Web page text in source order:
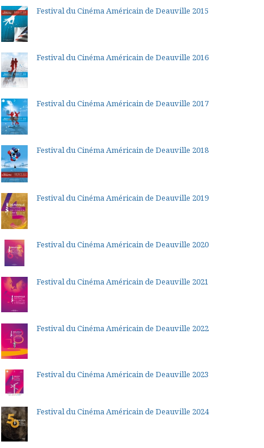
Festival du Cinéma Américain de Deauville 2015
Festival du Cinéma Américain de Deauville 2016
Festival du Cinéma Américain de Deauville 2017
Festival du Cinéma Américain de Deauville 2018
Festival du Cinéma Américain de Deauville 2019
Festival du Cinéma Américain de Deauville 2020
Festival du Cinéma Américain de Deauville 2021
Festival du Cinéma Américain de Deauville 2022
Festival du Cinéma Américain de Deauville 2023
Festival du Cinéma Américain de Deauville 2024